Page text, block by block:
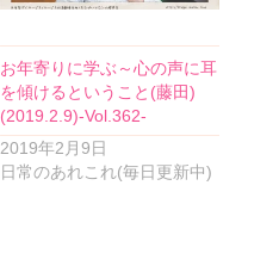
お年寄りに学ぶ～心の声に耳
を傾けるということ(藤田)
(2019.2.9)-Vol.362-
2019年2月9日
日常のあれこれ(毎日更新中)